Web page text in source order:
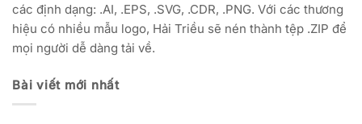
các định dạng: .AI, .EPS, .SVG, .CDR, .PNG. Với các thương
hiệu có nhiều mẫu logo, Hải Triều sẽ nén thành tệp .ZIP để
mọi người dễ dàng tải về.
Bài viết mới nhất